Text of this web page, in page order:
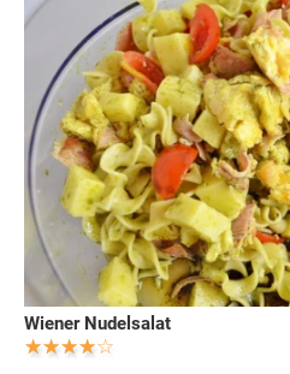
Wiener Nudelsalat